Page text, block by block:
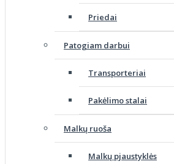
Priedai
Patogiam darbui
Transporteriai
Pakėlimo stalai
Malkų ruoša
Malkų pjaustyklės